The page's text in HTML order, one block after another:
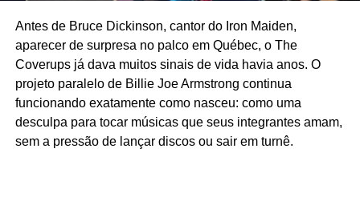
Antes de Bruce Dickinson, cantor do Iron Maiden,
aparecer de surpresa no palco em Québec, o The
Coverups já dava muitos sinais de vida havia anos. O
projeto paralelo de Billie Joe Armstrong continua
funcionando exatamente como nasceu: como uma
desculpa para tocar músicas que seus integrantes amam,
sem a pressão de lançar discos ou sair em turnê.